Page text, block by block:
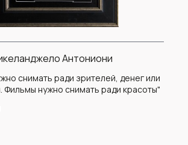
Антониони
снимать ради зрителей, денег или
Фильмы нужно снимать ради красоты"